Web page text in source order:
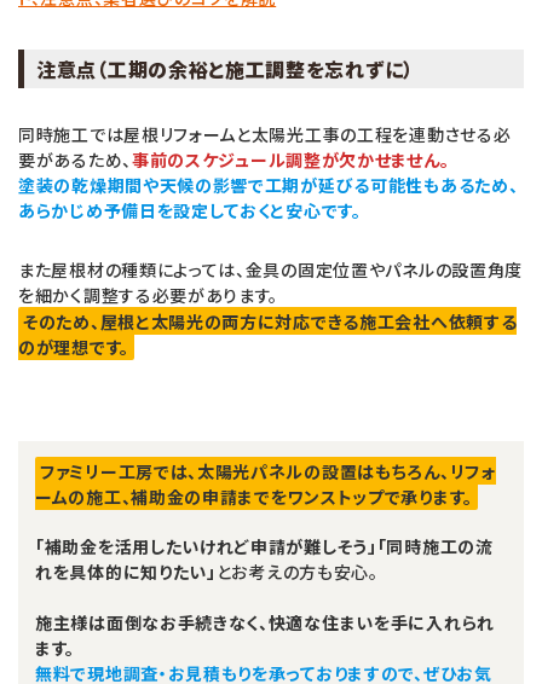
注意点（工期の余裕と施工調整を忘れずに）
同時施工では屋根リフォームと太陽光工事の工程を連動させる必
要があるため、事前のスケジュール調整が欠かせません。
塗装の乾燥期間や天候の影響で工期が延びる可能性もあるため、
あらかじめ予備日を設定しておくと安心です。
また屋根材の種類によっては、金具の固定位置やパネルの設置角度
を細かく調整する必要があります。
そのため、屋根と太陽光の両方に対応できる施工会社へ依頼する
のが理想です。
ファミリー工房では、太陽光パネルの設置はもちろん、リフォ
ームの施工、補助金の申請までをワンストップで承ります。
「補助金を活用したいけれど申請が難しそう」「同時施工の流
れを具体的に知りたい」 とお考えの方も安心。
施主様は面倒なお手続きなく、快適な住まいを手に入れられ
ます。
無料で現地調査・お見積もりを承っておりますので、ぜひお気